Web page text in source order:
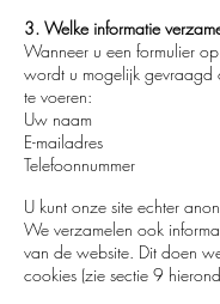
3. Welke informatie
Wanneer u een formulier
wordt u mogelijk gevraagd
te voeren:
Uw naam
E-mailadres
Telefoonnummer
U kunt onze site echter
We verzamelen ook
van de website. Dit doen
cookies (zie sectie 9